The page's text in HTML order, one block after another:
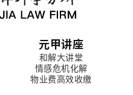
元甲讲座
和解大讲堂
情感危机化解
物业费高效收缴